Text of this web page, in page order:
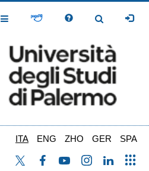
Toggle
Toggle
ITA ENG ZHO GER SPA